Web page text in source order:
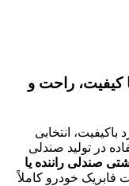
| فوم سرد با کیفیت، راحت و
باکیفیت، انتخابی
در تولید صندلی
صندلی راننده یا
فابریک خودرو کاملاً